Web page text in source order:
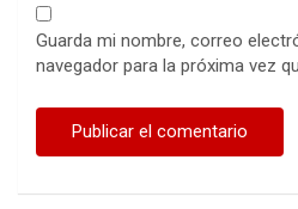
Guarda mi nombre, correo
navegador para la próxima vez